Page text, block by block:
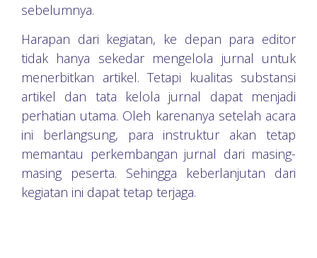
sebelumnya.
Harapan dari kegiatan, ke depan para editor
tidak hanya sekedar mengelola jurnal untuk
menerbitkan artikel. Tetapi kualitas substansi
artikel dan tata kelola jurnal dapat menjadi
perhatian utama. Oleh karenanya setelah acara
ini berlangsung, para instruktur akan tetap
memantau perkembangan jurnal dari masing-
masing peserta. Sehingga keberlanjutan dari
kegiatan ini dapat tetap terjaga.